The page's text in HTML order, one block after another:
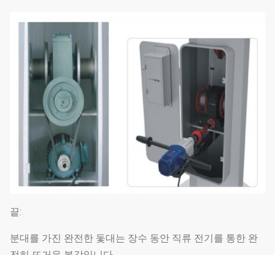
끝:
분대를 가진 완전한 돛대는 장수 동안 직류 전기를 통한 완